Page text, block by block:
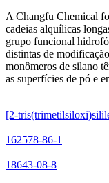
A Changfu Chemical
cadeias alquílicas
grupo funcional
distintas de
monômeros de silano
as superfícies de pó e
[2-
162578-86-1
18643-08-8